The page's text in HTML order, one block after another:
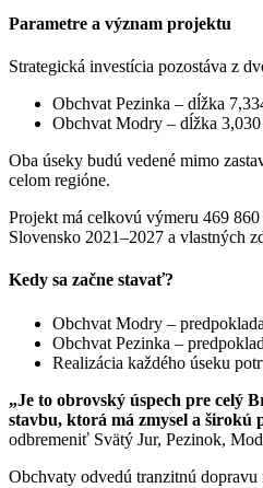
Parametre a význam projektu
Strategická investícia pozostáva z
Obchvat Pezinka – dĺžka
Obchvat Modry – dĺžka
Oba úseky budú vedené mimo
celom regióne.
Projekt má celkovú výmeru 469
Slovensko 2021–2027 a vlastných
Kedy sa začne stavať?
Obchvat Modry –
Obchvat Pezinka –
Realizácia každého úseku
„Je to obrovský úspech pre celý
stavbu, ktorá má zmysel a širokú
odbremeniť Svätý Jur, Pezinok,
Obchvaty odvedú tranzitnú